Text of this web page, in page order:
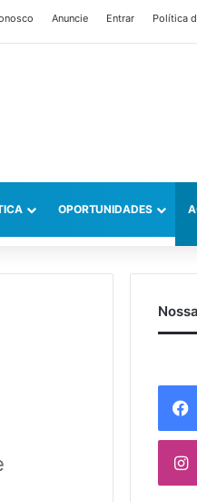
Anuncie Entrar Política
OPORTUNIDADES